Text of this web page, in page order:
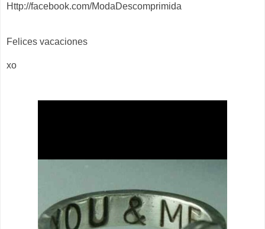
Http://facebook.com/ModaDescomprimida
Felices vacaciones
xo